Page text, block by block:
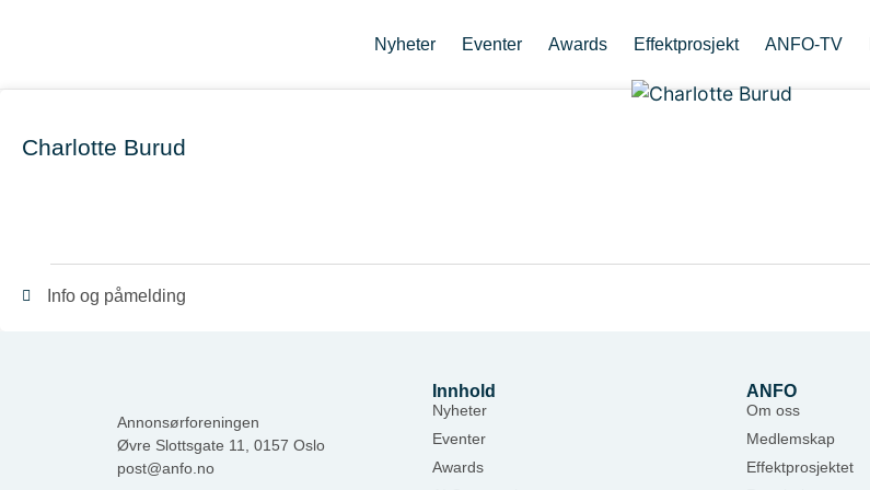
Nyheter Eventer Awards Effektprosjekt ANFO-TV
Charlotte Burud
Info og påmelding
Annonsørforeningen
Øvre Slottsgate 11, 0157 Oslo
post@anfo.no
Innhold
Nyheter
Eventer
Awards
ANFO
Om oss
Medlemskap
Effektprosjektet